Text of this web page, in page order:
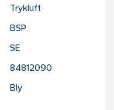
Trykluft
BSP
SE
84812090
Bly